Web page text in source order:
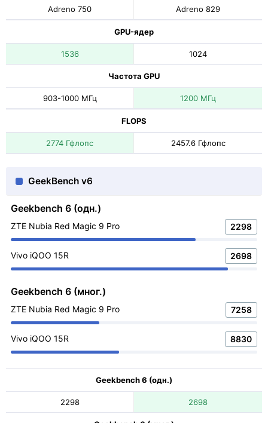
Adreno 750 Adreno 829
GPU-ядер
1536 1024
Частота GPU
903-1000 МГц 1200 МГц
FLOPS
2774 Гфлопс 2457.6 Гфлопс
GeekBench v6
Geekbench 6 (одн.)
ZTE Nubia Red Magic 9 Pro 2298
Vivo iQOO 15R 2698
Geekbench 6 (мног.)
ZTE Nubia Red Magic 9 Pro 7258
Vivo iQOO 15R 8830
Geekbench 6 (одн.)
2298 2698